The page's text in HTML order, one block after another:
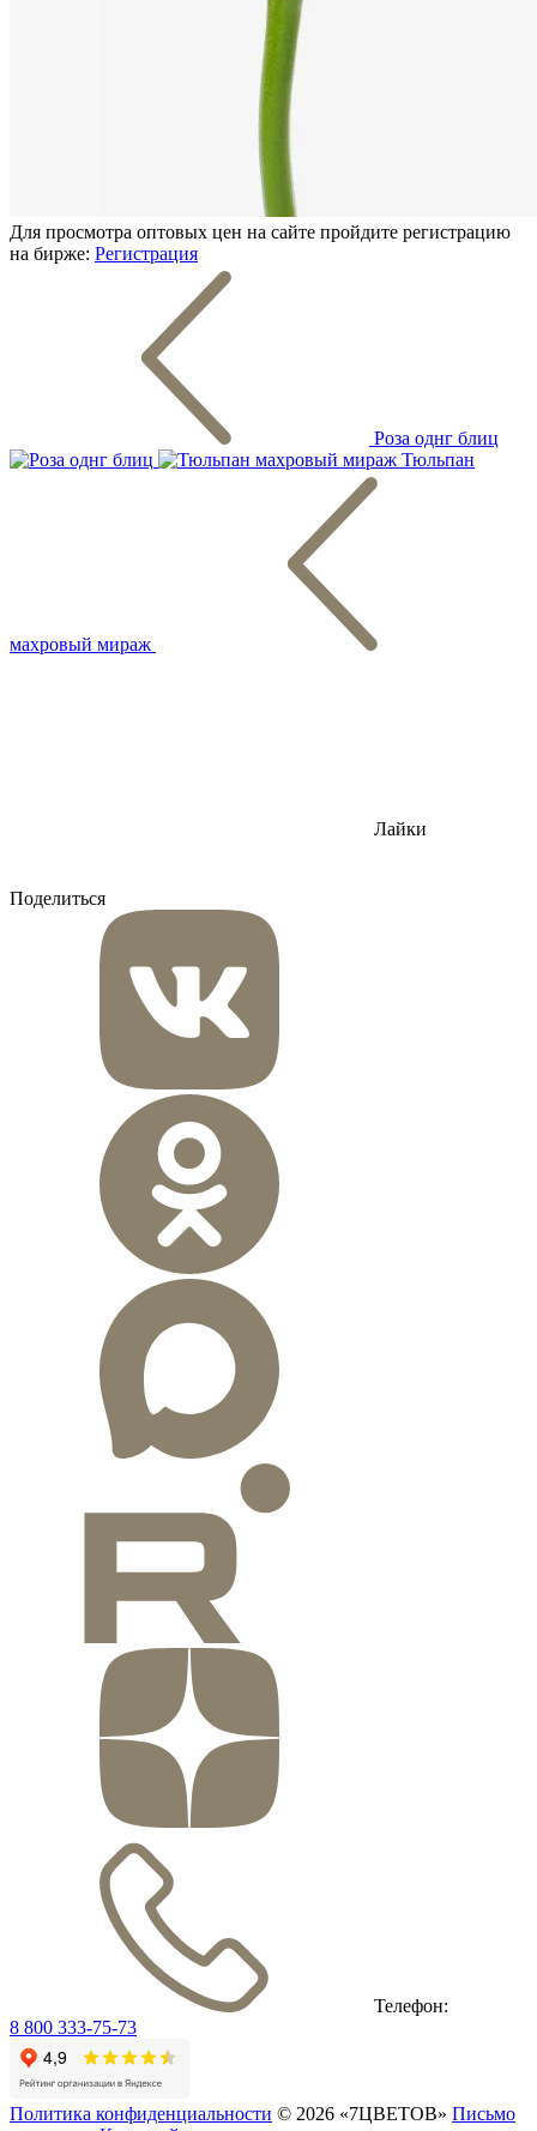
Для просмотра оптовых цен на сайте пройдите регистрацию
на бирже: Регистрация
Роза однг блиц
Тюльпан
махровый мираж
Лайки
Поделиться
Телефон:
8 800 333-75-73
Политика конфиденциальности © 2026 «7ЦВЕТОВ» Письмо